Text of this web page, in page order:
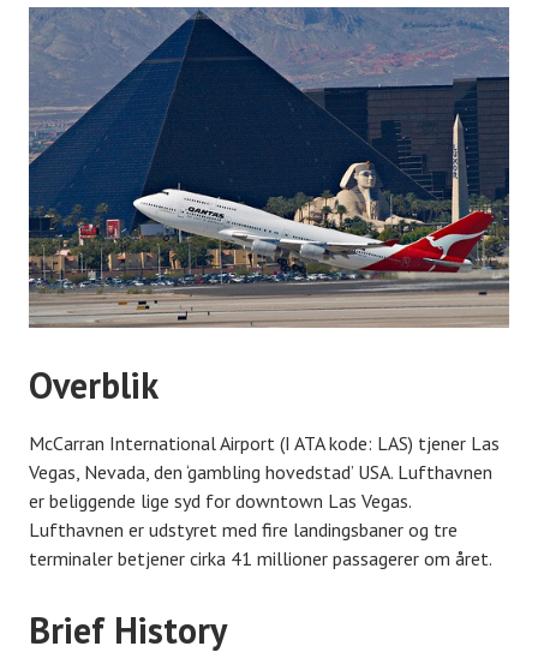
Overblik
McCarran International Airport (I ATA kode: LAS) tjener Las
Vegas, Nevada, den ‘gambling hovedstad’ USA. Lufthavnen
er beliggende lige syd for downtown Las Vegas.
Lufthavnen er udstyret med fire landingsbaner og tre
terminaler betjener cirka 41 millioner passagerer om året.
Brief History